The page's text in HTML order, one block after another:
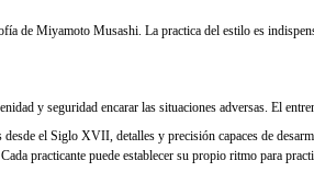
Miyamoto Musashi. La practica del estilo es
y seguridad encarar las situaciones adversas. El
el Siglo XVII, detalles y precisión capaces de
practicante puede establecer su propio ritmo para